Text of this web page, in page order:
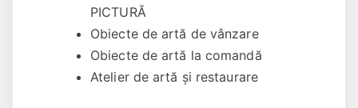
PICTURĂ
Obiecte de artă de vânzare
Obiecte de artă la comandă
Atelier de artă și restaurare